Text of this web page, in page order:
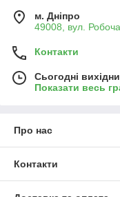
м. Дніпро
49008, вул.
Контакти
Сьогодні
Показати весь
Про нас
Контакти